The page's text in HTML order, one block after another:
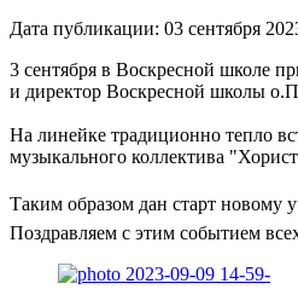
Дата публикации: 03 сентября
3 сентября в Воскресной школе
и директор Воскресной школы
На линейке традиционно тепло
музыкального коллектива
Таким образом дан старт новому
Поздравляем с этим событием